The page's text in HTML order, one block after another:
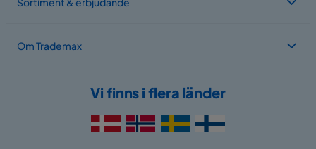
Om Trademax
Vi finns i flera länder